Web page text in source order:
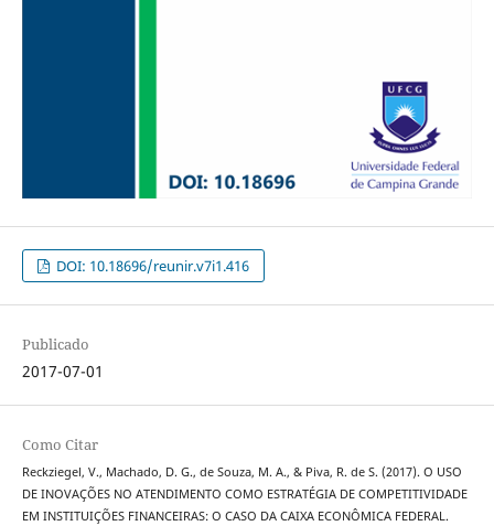
DOI: 10.18696/reunir.v7i1.416
Publicado
2017-07-01
Como Citar
Reckziegel, V., Machado, D. G., de Souza, M. A., & Piva, R. de S. (2017). O USO
DE INOVAÇÕES NO ATENDIMENTO COMO ESTRATÉGIA DE COMPETITIVIDADE
EM INSTITUIÇÕES FINANCEIRAS: O CASO DA CAIXA ECONÔMICA FEDERAL.